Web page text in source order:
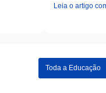
Leia o artigo
Toda a Educação